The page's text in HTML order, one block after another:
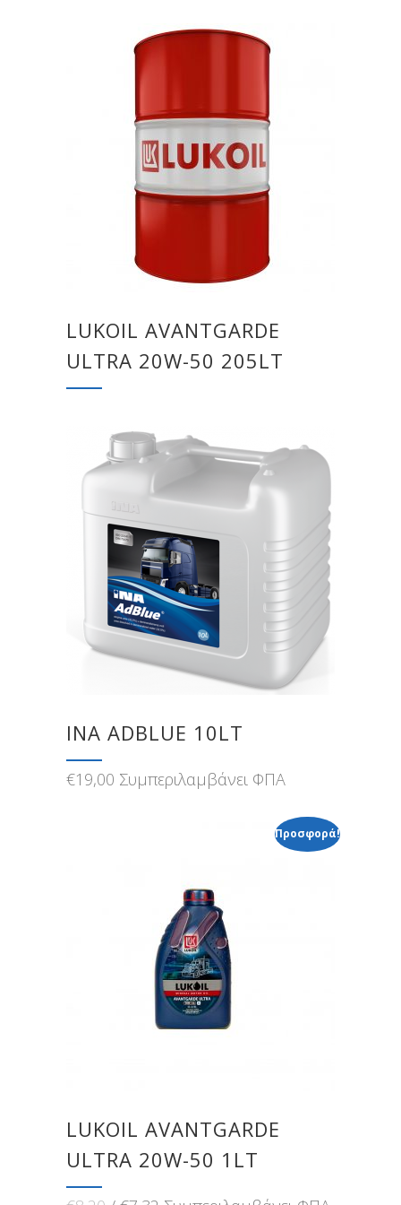
LUKOIL AVANTGARDE
ULTRA 20W-50 205LT
INA ADBLUE 10LT
€19,00 Συμπεριλαμβάνει ΦΠΑ
Προσφορά!
LUKOIL AVANTGARDE
ULTRA 20W-50 1LT